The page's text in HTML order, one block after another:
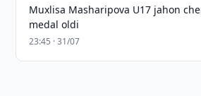
Muxlisa Masharipova U17 jahon
medal oldi
23:45 · 31/07